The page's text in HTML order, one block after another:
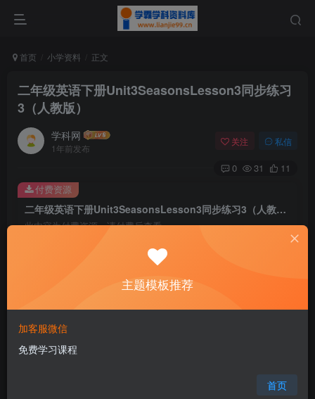
首页 小学资料 正文
二年级英语下册Unit3SeasonsLesson3同步练习
3（人教版）
学科网
1年前发布
关注 私信
0 31 11
二年级英语下册Unit3SeasonsLesson3同步练习3（人教版）
此内容为付费资源，请付费后查看
9.6
免费
暂时无法购买，请与站长联系
16.50 KB
付费资源
主题模板推荐
加客服微信
免费学习课程
首页